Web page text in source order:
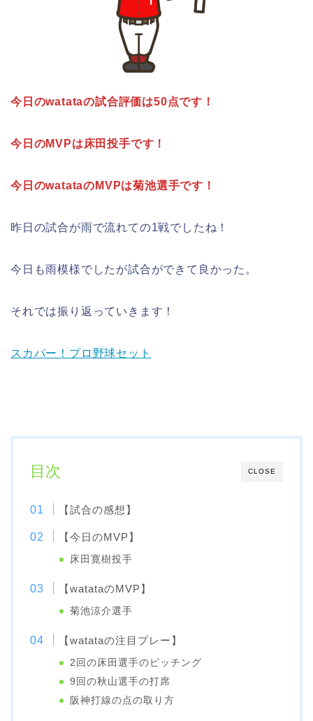
今日のwatataの試合評価は50点です！
今日のMVPは床田投手です！
今日のwatataのMVPは菊池選手です！
昨日の試合が雨で流れての1戦でしたね！
今日も雨模様でしたが試合ができて良かった。
それでは振り返っていきます！
スカパー！プロ野球セット
CLOSE
目次
【試合の感想】
【今日のMVP】
床田寛樹投手
【watataのMVP】
菊池涼介選手
【watataの注目プレー】
2回の床田選手のピッチング
9回の秋山選手の打席
阪神打線の点の取り方